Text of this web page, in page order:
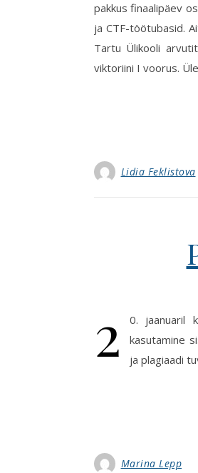
pakkus finaalipäev
ja CTF-töötubasid.
Tartu Ülikooli
viktoriini I voorus.
Lidia Feklistova
2
0. jaanuaril
kasutamine
ja plagiaadi
Marina Lepp